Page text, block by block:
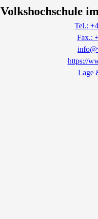
Volkshochschule
Tel.:
Fax.:
https://
Lage